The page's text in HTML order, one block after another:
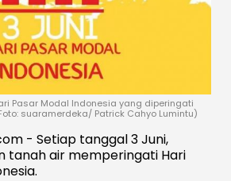
Pasar Modal Indonesia yang diperingati
suaramerdeka/ Patrick Cahyo Lumintu)
- Setiap tanggal 3 Juni,
tanah air memperingati Hari